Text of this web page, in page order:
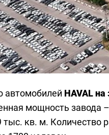
автомобилей HAVAL
мощность завода
тыс. кв. м. Количество